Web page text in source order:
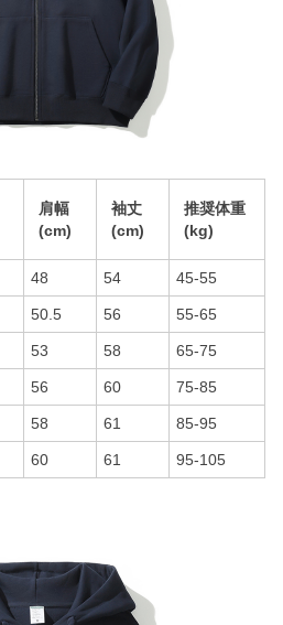
肩幅
(cm)
袖丈
(cm)
推奨体重
(kg)
48 54 45-55
50.5 56 55-65
53 58 65-75
56 60 75-85
58 61 85-95
60 61 95-105